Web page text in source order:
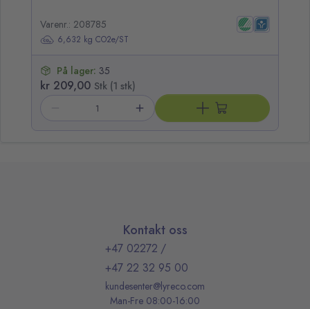
Varenr.: 208785
6,632 kg CO2e/ST
På lager: 35
kr 209,00 Stk (1 stk)
Kontakt oss
+47 02272 /
+47 22 32 95 00
kundesenter@lyreco.com
Man-Fre 08:00-16:00